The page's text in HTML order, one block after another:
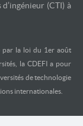
(CTI) à
par la loi du 1er août
la CDEFI a pour
de technologie
internationales.